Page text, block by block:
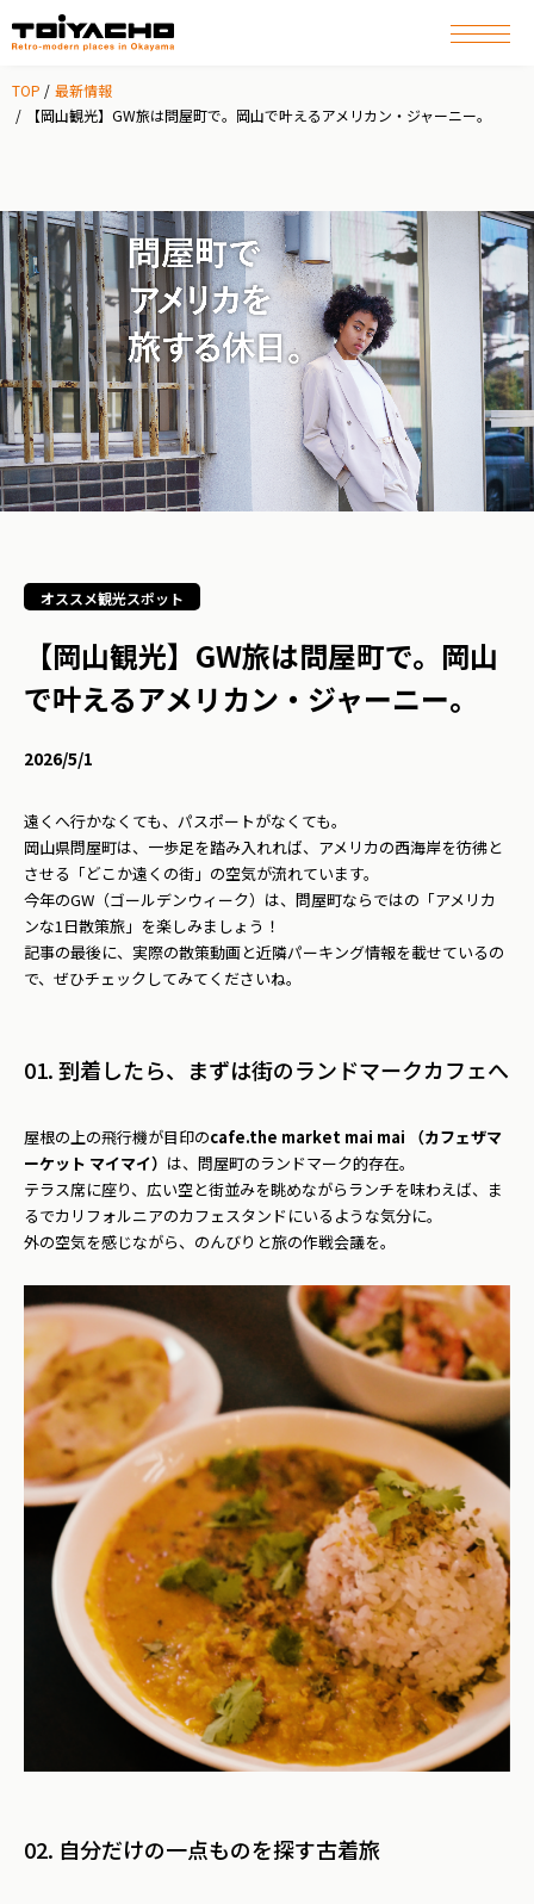
TOP
最新情報
【岡山観光】GW旅は問屋町で。岡山で叶えるアメリカン・ジャーニー。
オススメ観光スポット
【岡山観光】GW旅は問屋町で。岡山
で叶えるアメリカン・ジャーニー。
2026/5/1
遠くへ行かなくても、パスポートがなくても。
岡山県問屋町は、一歩足を踏み入れれば、アメリカの西海岸を彷彿と
させる「どこか遠くの街」の空気が流れています。
今年のGW（ゴールデンウィーク）は、問屋町ならではの「アメリカ
ンな1日散策旅」を楽しみましょう！
記事の最後に、実際の散策動画と近隣パーキング情報を載せているの
で、ぜひチェックしてみてくださいね。
01. 到着したら、まずは街のランドマークカフェへ
屋根の上の飛行機が目印のcafe.the market mai mai （カフェザマ
ーケット マイマイ） は、問屋町のランドマーク的存在。
テラス席に座り、広い空と街並みを眺めながらランチを味わえば、ま
るでカリフォルニアのカフェスタンドにいるような気分に。
外の空気を感じながら、のんびりと旅の作戦会議を。
02. 自分だけの一点ものを探す古着旅